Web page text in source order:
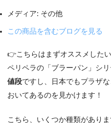
メディア: その他
この商品を含むブログを見る
👉こちらはまずオススメした
ペリペラの「ブラーパン」シリ
値段ですし、日本でもプラザ
おいてあるのを見かけます！
こちら、いくつか種類があり